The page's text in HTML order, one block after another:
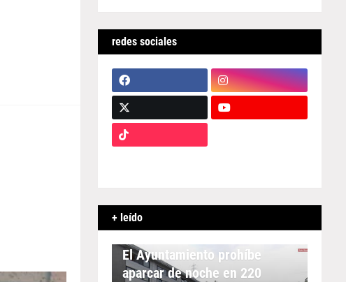
redes sociales
+ leído
APARCAMIENTO
El Ayuntamiento prohíbe
aparcar de noche en 220